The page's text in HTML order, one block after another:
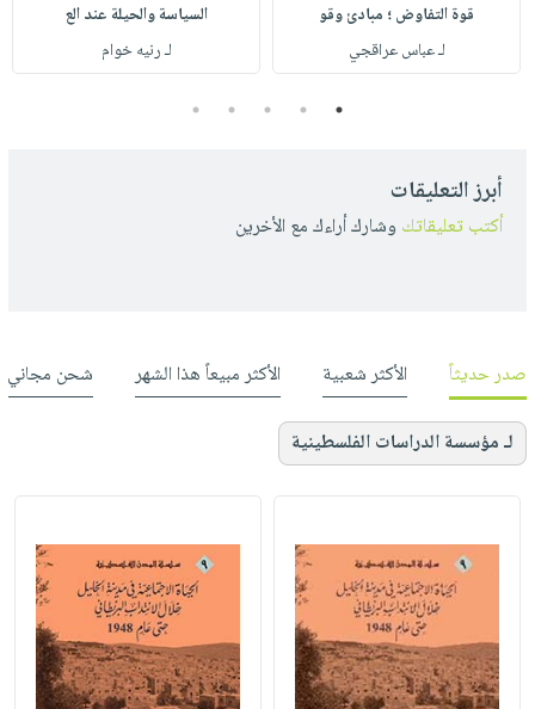
قوة التفاوض ؛ مبادئ وقو
لـ عباس عراقجي
السياسة والحيلة عند الع
لـ رنيه خوام
1
2
3
4
5
أبرز التعليقات
أكتب تعليقاتك وشارك أراءك مع الأخرين
صدر حديثاً الأكثر شعبية الأكثر مبيعاً هذا الشهر شحن مجاني
لـ مؤسسة الدراسات الفلسطينية